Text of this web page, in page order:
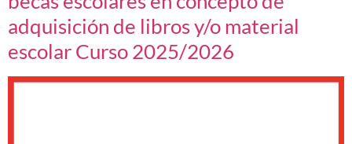
adquisición de libros y/o material
escolar Curso 2025/2026